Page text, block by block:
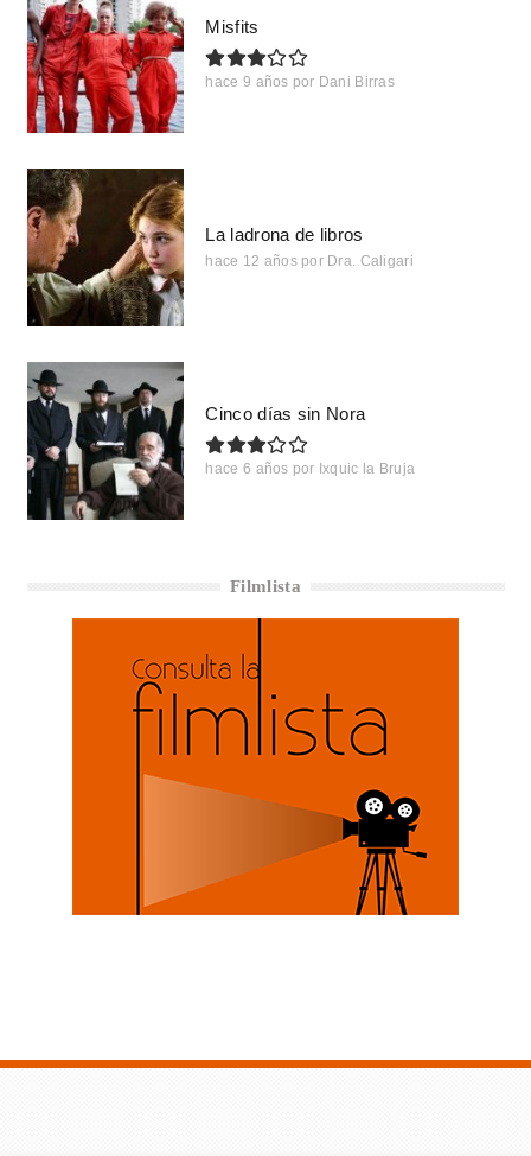
Misfits
hace 9 años por Dani Birras
La ladrona de libros
hace 12 años por Dra. Caligari
Cinco días sin Nora
hace 6 años por Ixquic la Bruja
Filmlista